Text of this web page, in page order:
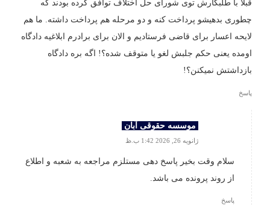
قبلا با طلبکارش توی شورای حل اختلاف توافق کرده بودند که
چطوری بدهیشو پرداخت کنه و دو مرحله هم پرداخت داشته. ما هم
لایحه اعسار برای قاضی فرستادیم و الان برای برادرم ابلاغیه دادگاه
اومده یعنی حکم جلبش لغو یا متوقف شده؟! اگه بره دادگاه
بازداشتش نمیکنن؟!
پاسخ
موسسه حقوقی آبان
ژانویه 26, 2026 1:42 ب.ظ
سلام وقت بخیر پاسخ دهی مستلزم مراجعه به شعبه و اطلاع
از روند پرونده می باشد.
پاسخ